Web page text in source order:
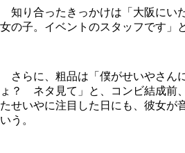
知り合ったきっかけは「大阪にい
女の子。イベントのスタッフです」
さらに、粗品は「僕がせいやさん
ょ？ ネタ見て」と、コンビ結成前
たせいやに注目した日にも、彼女が
いう。